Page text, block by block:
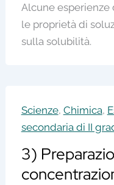
Alcune esperienze
le proprietà di
sulla solubilità.
Scienze, Chimica,
secondaria di II
3)